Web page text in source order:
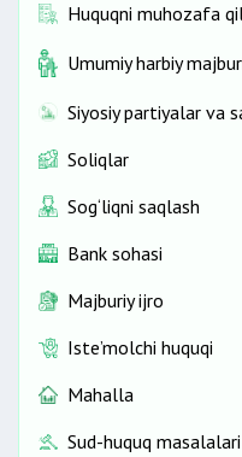
Huquqni muhozafa
Umumiy harbiy
Siyosiy partiyalar va
Soliqlar
Sog‘liqni saqlash
Bank sohasi
Majburiy ijro
Iste’molchi huquqi
Mahalla
Sud-huquq masalalari